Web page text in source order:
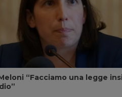
“Facciamo una legge